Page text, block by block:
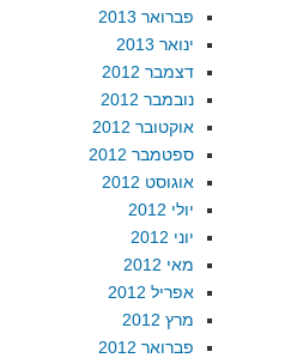
פברואר 2013
ינואר 2013
דצמבר 2012
נובמבר 2012
אוקטובר 2012
ספטמבר 2012
אוגוסט 2012
יולי 2012
יוני 2012
מאי 2012
אפריל 2012
מרץ 2012
פברואר 2012